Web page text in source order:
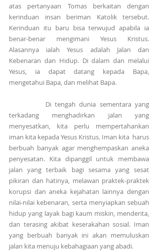
atas pertanyaan Tomas berkaitan dengan
kerinduan insan beriman Katolik tersebut.
Kerinduan itu baru bisa terwujud apabila ia
benar-benar mengimani Yesus Kristus.
Alasannya ialah Yesus adalah Jalan dan
Kebenaran dan Hidup. Di dalam dan melalui
Yesus, ia dapat datang kepada Bapa,
mengetahui Bapa, dan melihat Bapa.
terkadang menghadirkan jalan yang
menyesatkan, kita perlu mempertahankan
iman kita kepada Yesus Kristus. Iman kita  harus
berbuah banyak agar menghempaskan aneka
penyesatan. Kita dipanggil untuk membawa
jalan yang terbaik bagi sesama yang sesat
pikiran dan hatinya, melawan praktek-praktek
korupsi dan aneka kejahatan lainnya dengan
nilai-nilai kebenaran, serta menyiapkan sebuah
hidup yang layak bagi kaum miskin, menderita,
dan terasing akibat keserakahan sosial. Iman
yang berbuah banyak ini akan memuluskan
jalan kita menuju kebahagiaan yang abadi.